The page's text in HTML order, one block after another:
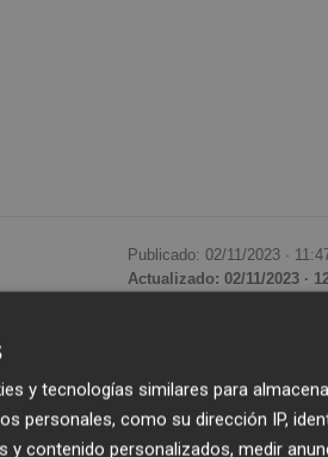
Publicado: 02/11/2023 ·
Actualizado: 02/11/2023 ·
en noviembre
terminal para este
fortaleza de los mercados
como un riesgo potencial
y tecnologías similares para
personales, como su dirección IP,
y contenido personalizados, medir